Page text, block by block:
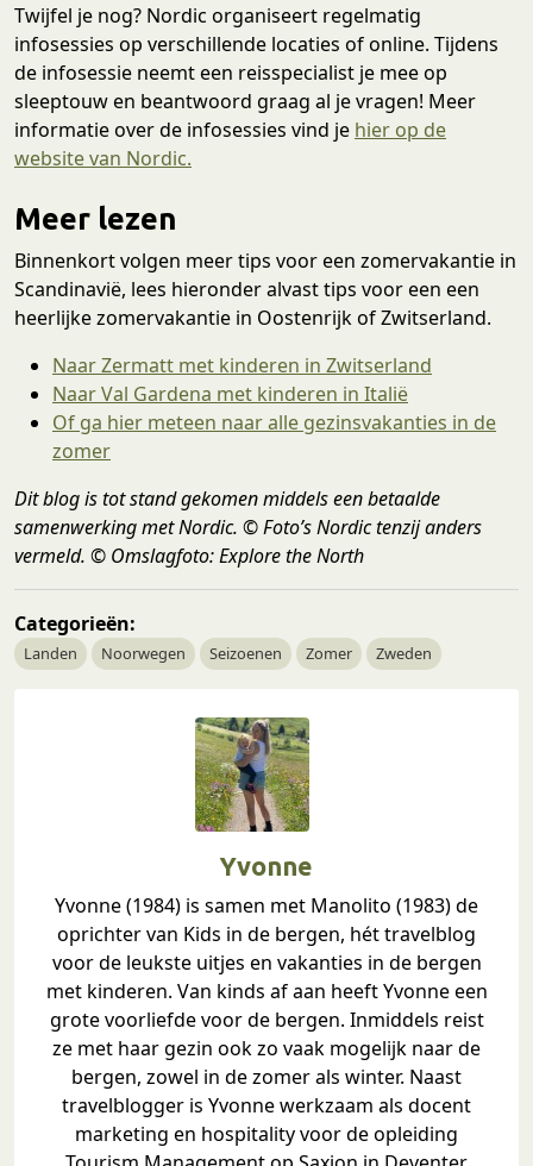
Twijfel je nog? Nordic organiseert regelmatig
infosessies op verschillende locaties of online. Tijdens
de infosessie neemt een reisspecialist je mee op
sleeptouw en beantwoord graag al je vragen! Meer
informatie over de infosessies vind je hier op de
website van Nordic.
Meer lezen
Binnenkort volgen meer tips voor een zomervakantie in
Scandinavië, lees hieronder alvast tips voor een een
heerlijke zomervakantie in Oostenrijk of Zwitserland.
Naar Zermatt met kinderen in Zwitserland
Naar Val Gardena met kinderen in Italië
Of ga hier meteen naar alle gezinsvakanties in de
zomer
Dit blog is tot stand gekomen middels een betaalde
samenwerking met Nordic. © Foto’s Nordic tenzij anders
vermeld. © Omslagfoto: Explore the North
Categorieën:
Landen Noorwegen Seizoenen Zomer Zweden
Yvonne
Yvonne (1984) is samen met Manolito (1983) de
oprichter van Kids in de bergen, hét travelblog
voor de leukste uitjes en vakanties in de bergen
met kinderen. Van kinds af aan heeft Yvonne een
grote voorliefde voor de bergen. Inmiddels reist
ze met haar gezin ook zo vaak mogelijk naar de
bergen, zowel in de zomer als winter. Naast
travelblogger is Yvonne werkzaam als docent
marketing en hospitality voor de opleiding